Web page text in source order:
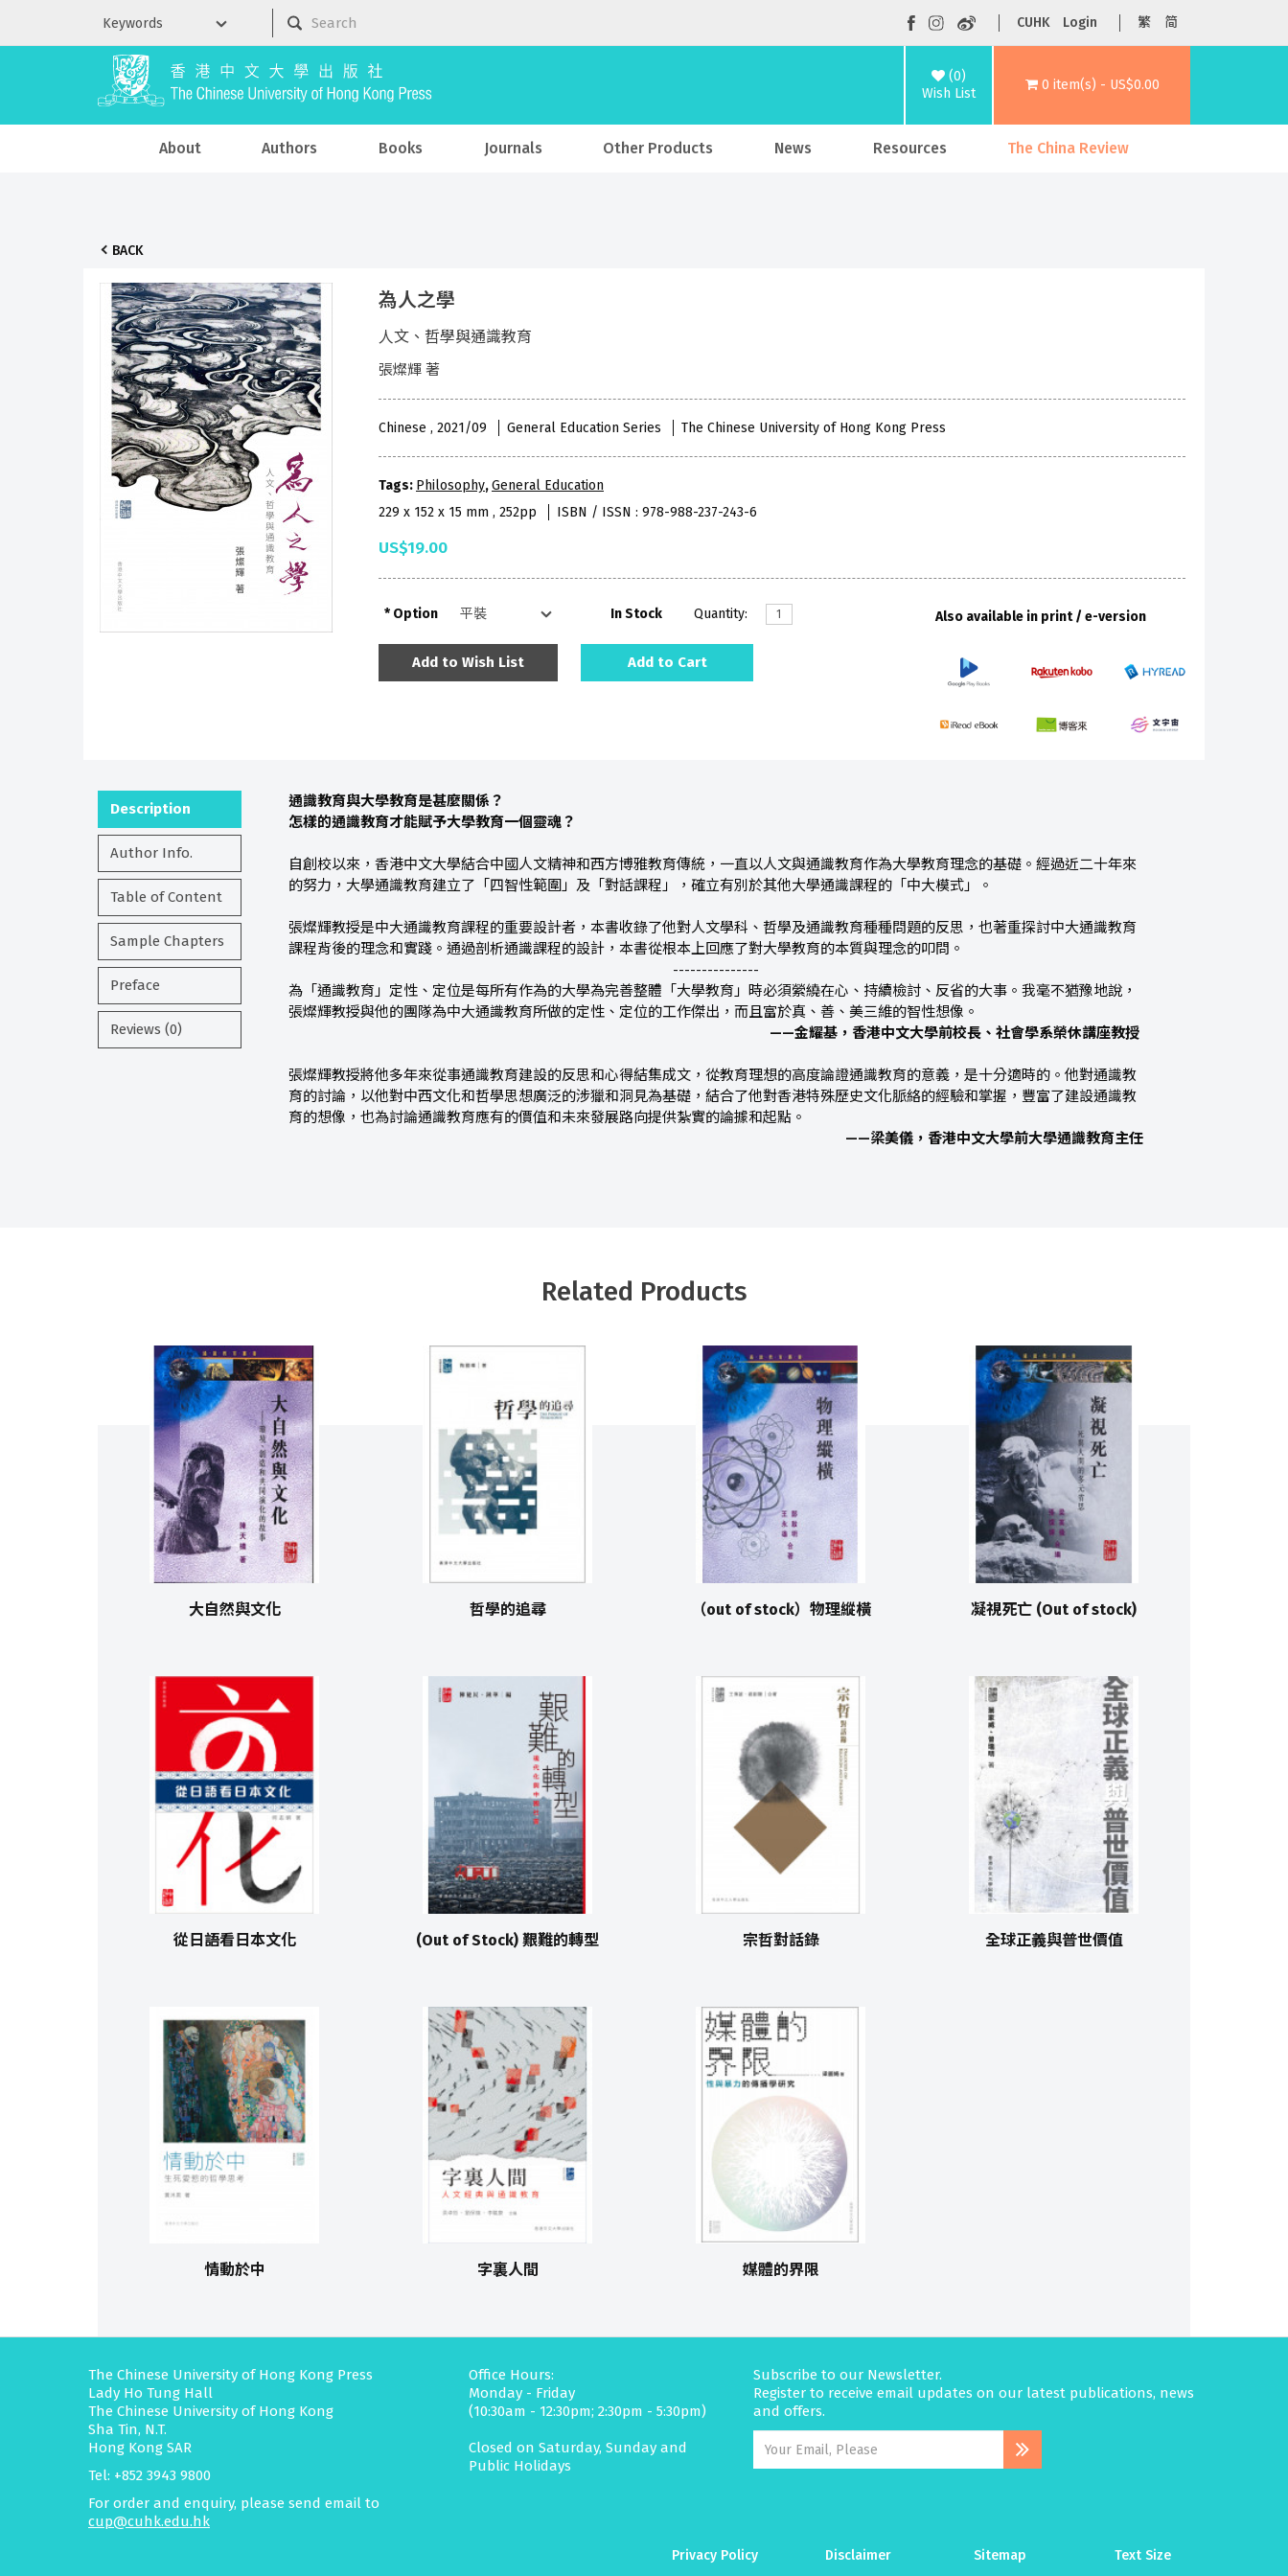
CUHK Login 繁 简
(0)
Wish List
0 item(s) - US$0.00
About Authors Books Journals Other Products News Resources The China Review
BACK
為人之學
人文、哲學與通識教育
張燦輝 著
Chinese , 2021/09 General Education Series The Chinese University of Hong Kong Press
Tags: Philosophy,General Education
229 x 152 x 15 mm , 252pp
ISBN / ISSN : 978-988-237-243-6
US$19.00
Option In Stock Quantity:
Add to Wish List Add to Cart
Also available in print / e-version
Description
Author Info.
Table of Content
Sample Chapters
Preface
Reviews (0)
通識教育與大學教育是甚麼關係？
怎樣的通識教育才能賦予大學教育一個靈魂？
自創校以來，香港中文大學結合中國人文精神和西方博雅教育傳統，一直以人文與通識教育作為大學教育理念的基礎。經過近二十年來
的努力，大學通識教育建立了「四智性範圍」及「對話課程」，確立有別於其他大學通識課程的「中大模式」。
張燦輝教授是中大通識教育課程的重要設計者，本書收錄了他對人文學科、哲學及通識教育種種問題的反思，也著重探討中大通識教育
課程背後的理念和實踐。通過剖析通識課程的設計，本書從根本上回應了對大學教育的本質與理念的叩問。
---------------
為「通識教育」定性、定位是每所有作為的大學為完善整體「大學教育」時必須縈繞在心、持續檢討、反省的大事。我毫不猶豫地說，
張燦輝教授與他的團隊為中大通識教育所做的定性、定位的工作傑出，而且富於真、善、美三維的智性想像。
——金耀基，香港中文大學前校長、社會學系榮休講座教授
張燦輝教授將他多年來從事通識教育建設的反思和心得結集成文，從教育理想的高度論證通識教育的意義，是十分適時的。他對通識教
育的討論，以他對中西文化和哲學思想廣泛的涉獵和洞見為基礎，結合了他對香港特殊歷史文化脈絡的經驗和掌握，豐富了建設通識教
育的想像，也為討論通識教育應有的價值和未來發展路向提供紮實的論據和起點。
——梁美儀，香港中文大學前大學通識教育主任
Related Products
大自然與文化 哲學的追尋 （out of stock）物理縱橫 凝視死亡 (Out of stock)
從日語看日本文化 (Out of Stock) 艱難的轉型 宗哲對話錄 全球正義與普世價值
情動於中 字裏人間 媒體的界限
The Chinese University of Hong Kong Press
Lady Ho Tung Hall
The Chinese University of Hong Kong
Sha Tin, N.T.
Hong Kong SAR
Tel: +852 3943 9800
For order and enquiry, please send email to
cup@cuhk.edu.hk
Office Hours:
Monday - Friday
(10:30am - 12:30pm; 2:30pm - 5:30pm)
Closed on Saturday, Sunday and
Public Holidays
Subscribe to our Newsletter.
Register to receive email updates on our latest publications, news
and offers.
Privacy Policy Disclaimer Sitemap Text Size